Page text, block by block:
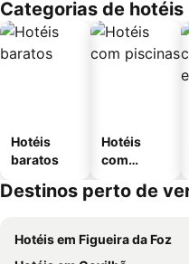
Categorias de
Hotéis
baratos
Hotéis
com
Destinos perto de
Hotéis em Figueira da Foz